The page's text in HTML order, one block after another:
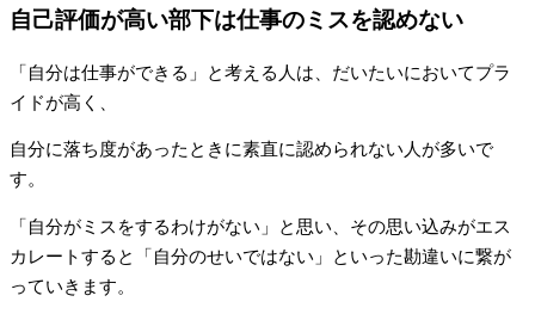
自己評価が高い部下は仕事のミスを認めない
「自分は仕事ができる」と考える人は、だいたいにおいてプラ
イドが高く、
自分に落ち度があったときに素直に認められない人が多いで
す。
「自分がミスをするわけがない」と思い、その思い込みがエス
カレートすると「自分のせいではない」といった勘違いに繋が
っていきます。